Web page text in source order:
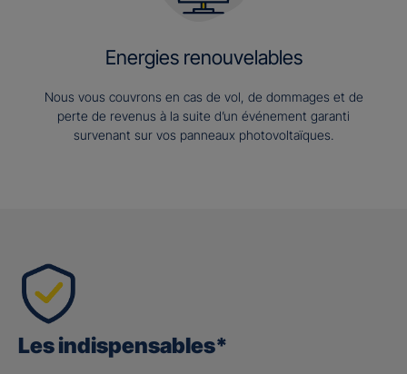
Energies renouvelables
Nous vous couvrons en cas de vol, de dommages et de
perte de revenus à la suite d’un événement garanti
survenant sur vos panneaux photovoltaïques.
Les indispensables*